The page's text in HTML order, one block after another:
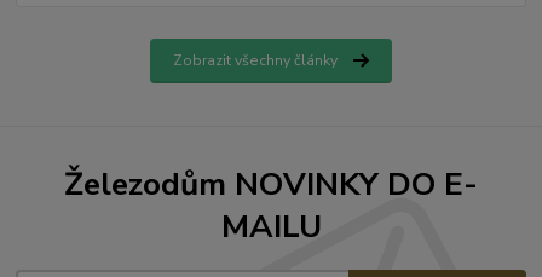
Zobrazit všechny články
Železodům NOVINKY DO E-
MAILU